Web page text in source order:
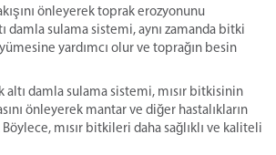
önleyerek toprak erozyonunu
damla sulama sistemi, aynı zamanda bitki
yardımcı olur ve toprağın besin
altı damla sulama sistemi, mısır bitkisinin
önleyerek mantar ve diğer hastalıkların
mısır bitkileri daha sağlıklı ve kaliteli